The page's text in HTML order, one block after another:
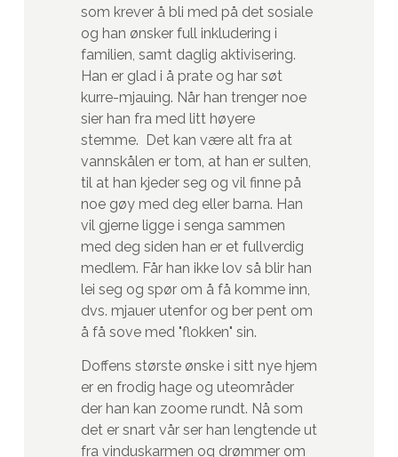
som krever å bli med på det sosiale
og han ønsker full inkludering i
familien, samt daglig aktivisering.
Han er glad i å prate og har søt
kurre-mjauing. Når han trenger noe
sier han fra med litt høyere
stemme. Det kan være alt fra at
vannskålen er tom, at han er sulten,
til at han kjeder seg og vil finne på
noe gøy med deg eller barna. Han
vil gjerne ligge i senga sammen
med deg siden han er et fullverdig
medlem. Får han ikke lov så blir han
lei seg og spør om å få komme inn,
dvs. mjauer utenfor og ber pent om
å få sove med "flokken" sin.
Doffens største ønske i sitt nye hjem
er en frodig hage og uteområder
der han kan zoome rundt. Nå som
det er snart vår ser han lengtende ut
fra vinduskarmen og drømmer om